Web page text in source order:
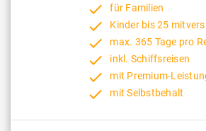
done für Familien
done Kinder bis 25
done max. 365 Tage pro
done inkl. Schiffsreisen
done mit Premium-
done mit Selbstbehalt